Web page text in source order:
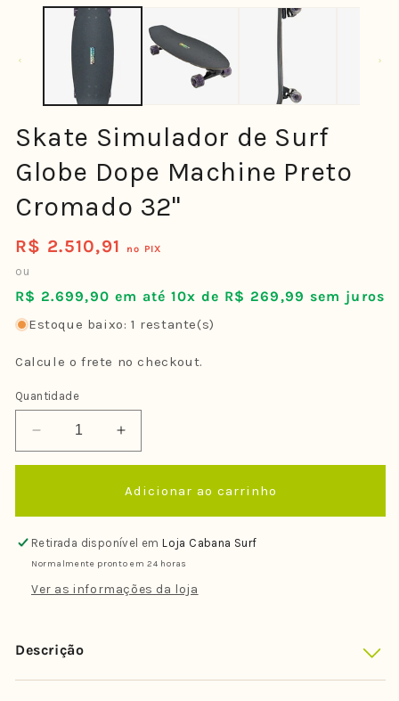
mídia
modal
Skate Simulador de Surf
Globe Dope Machine Preto
Cromado 32"
Preço
normal
R$ 2.510,91 no PIX
ou
R$ 2.699,90 em até 10x de R$ 269,99 sem juros
Estoque baixo: 1 restante(s)
Calcule o frete no checkout.
Quantidade
Diminuir
a
Skate
de
Surf
Globe
Preto
Cromado
32&quot;
Aumentar
a
de
Skate
de
Surf
Globe
32&quot;
Adicionar ao carrinho
Retirada disponível emLoja Cabana Surf
Normalmente pronto em 24 horas
Ver as informações da loja
Descrição